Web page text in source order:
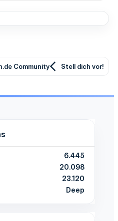
Community Stell dich vor!
6.445
20.098
23.120
Deep